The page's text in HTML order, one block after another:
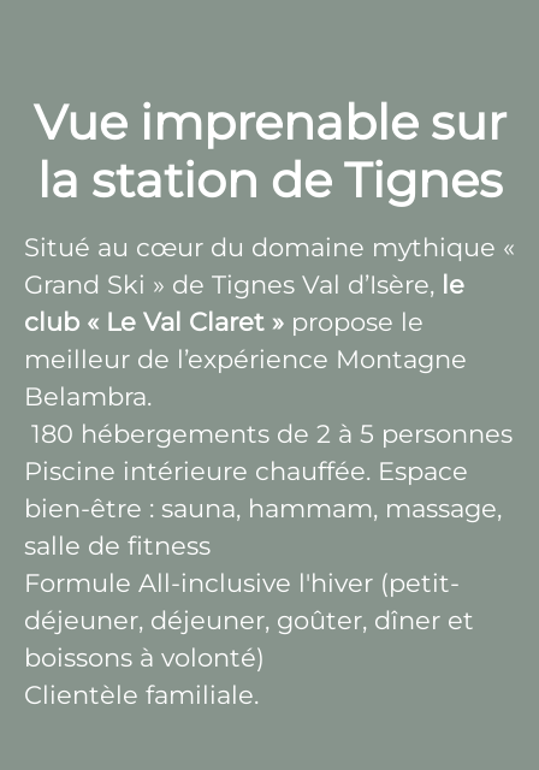
Vue imprenable sur
la station de Tignes
Situé au cœur du domaine mythique «
Grand Ski » de Tignes Val d’Isère, le
club « Le Val Claret » propose le
meilleur de l’expérience Montagne
Belambra.
180 hébergements de 2 à 5 personnes
Piscine intérieure chauffée. Espace
bien-être : sauna, hammam, massage,
salle de fitness
Formule All-inclusive l'hiver (petit-
déjeuner, déjeuner, goûter, dîner et
boissons à volonté)
Clientèle familiale.